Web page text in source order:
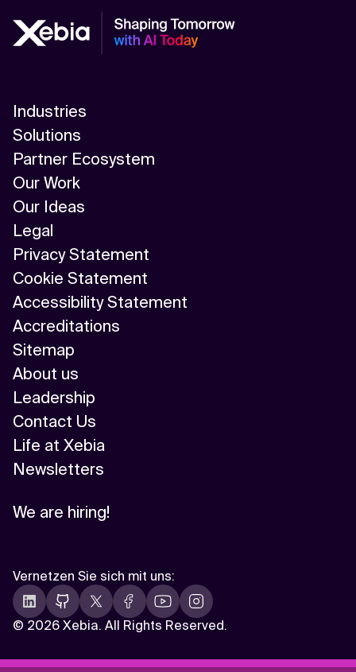
Industries
Solutions
Partner Ecosystem
Our Work
Our Ideas
Legal
Privacy Statement
Cookie Statement
Accessibility Statement
Accreditations
Sitemap
About us
Leadership
Contact Us
Life at Xebia
Newsletters
We are hiring!
© 2026 Xebia. All Rights Reserved.
Vernetzen Sie sich mit uns: